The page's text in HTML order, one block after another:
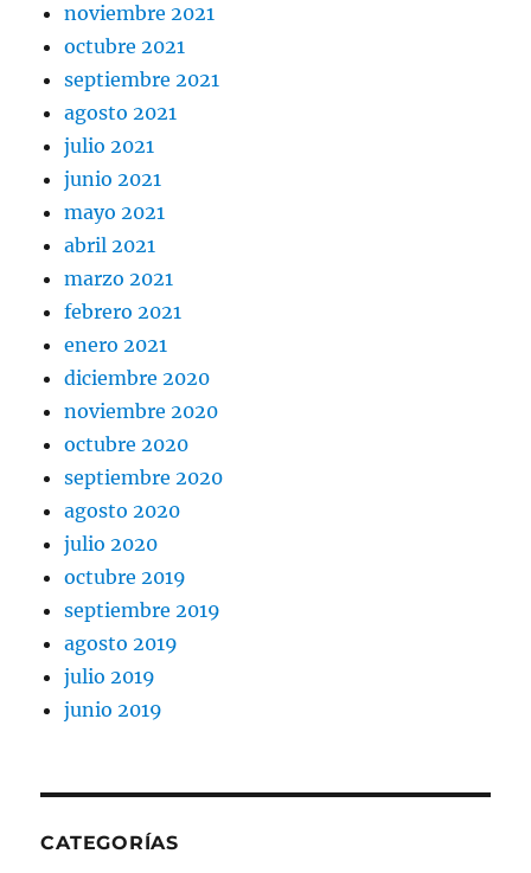
noviembre 2021
octubre 2021
septiembre 2021
agosto 2021
julio 2021
junio 2021
mayo 2021
abril 2021
marzo 2021
febrero 2021
enero 2021
diciembre 2020
noviembre 2020
octubre 2020
septiembre 2020
agosto 2020
julio 2020
octubre 2019
septiembre 2019
agosto 2019
julio 2019
junio 2019
CATEGORÍAS